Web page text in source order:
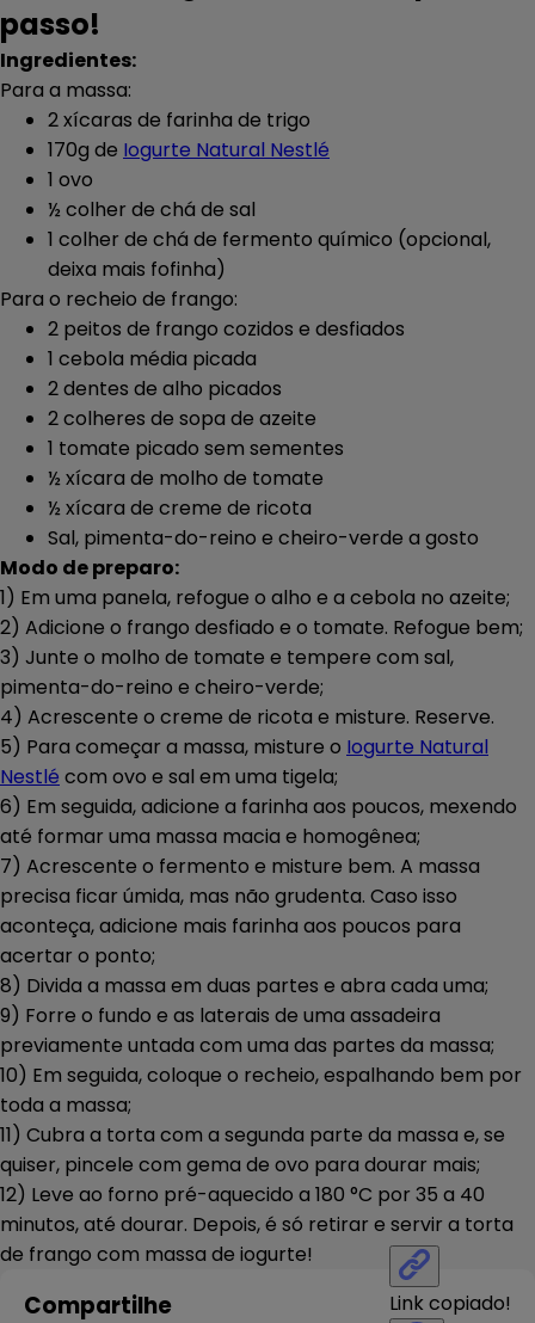
passo!
Ingredientes:
Para a massa:
2 xícaras de farinha de trigo
170g de Iogurte Natural Nestlé
1 ovo
½ colher de chá de sal
1 colher de chá de fermento químico (opcional,
deixa mais fofinha)
Para o recheio de frango:
2 peitos de frango cozidos e desfiados
1 cebola média picada
2 dentes de alho picados
2 colheres de sopa de azeite
1 tomate picado sem sementes
½ xícara de molho de tomate
½ xícara de creme de ricota
Sal, pimenta-do-reino e cheiro-verde a gosto
Modo de preparo:
1) Em uma panela, refogue o alho e a cebola no azeite;
2) Adicione o frango desfiado e o tomate. Refogue bem;
3) Junte o molho de tomate e tempere com sal,
pimenta-do-reino e cheiro-verde;
4) Acrescente o creme de ricota e misture. Reserve.
5) Para começar a massa, misture o Iogurte Natural
Nestlé com ovo e sal em uma tigela;
6) Em seguida, adicione a farinha aos poucos, mexendo
até formar uma massa macia e homogênea;
7) Acrescente o fermento e misture bem. A massa
precisa ficar úmida, mas não grudenta. Caso isso
aconteça, adicione mais farinha aos poucos para
acertar o ponto;
8) Divida a massa em duas partes e abra cada uma;
9) Forre o fundo e as laterais de uma assadeira
previamente untada com uma das partes da massa;
10) Em seguida, coloque o recheio, espalhando bem por
toda a massa;
11) Cubra a torta com a segunda parte da massa e, se
quiser, pincele com gema de ovo para dourar mais;
12) Leve ao forno pré-aquecido a 180 °C por 35 a 40
minutos, até dourar. Depois, é só retirar e servir a torta
de frango com massa de iogurte!
Compartilhe Link copiado!